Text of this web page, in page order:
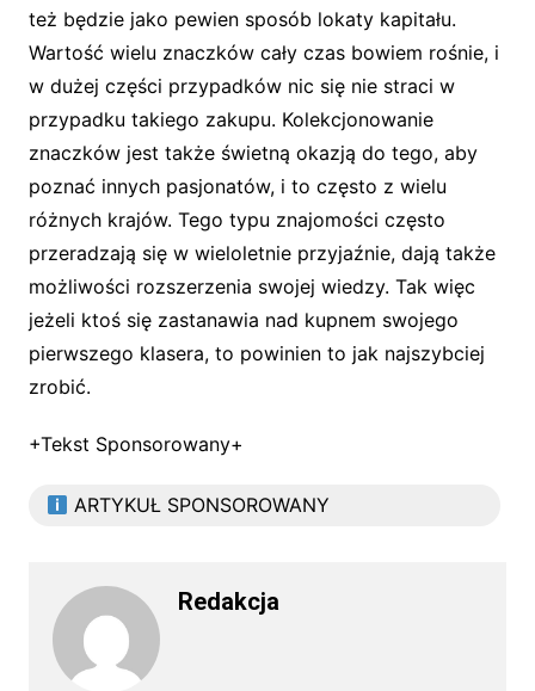
też będzie jako pewien sposób lokaty kapitału.
Wartość wielu znaczków cały czas bowiem rośnie, i
w dużej części przypadków nic się nie straci w
przypadku takiego zakupu. Kolekcjonowanie
znaczków jest także świetną okazją do tego, aby
poznać innych pasjonatów, i to często z wielu
różnych krajów. Tego typu znajomości często
przeradzają się w wieloletnie przyjaźnie, dają także
możliwości rozszerzenia swojej wiedzy. Tak więc
jeżeli ktoś się zastanawia nad kupnem swojego
pierwszego klasera, to powinien to jak najszybciej
zrobić.
+Tekst Sponsorowany+
ARTYKUŁ SPONSOROWANY
Redakcja